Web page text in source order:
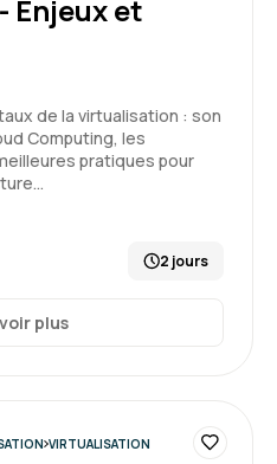
et administrer vos
Le 12/05/2025
formation docker
et
de la virtualisation : son
Computing, les
pratiques pour
2 jours
plus
VIRTUALISATION